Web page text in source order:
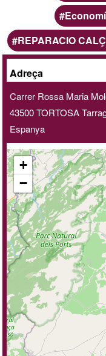
Paraules
clau
REPARACIO
A
domicili
online
Adreça
Carrer Rossa Maria
43500TORTOSA
Espanya
+
−